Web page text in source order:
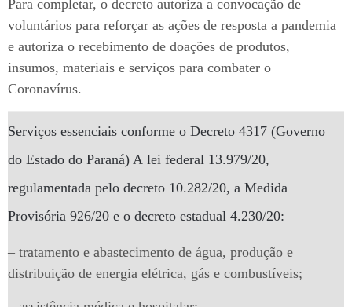
Para completar, o decreto autoriza a convocação de
voluntários para reforçar as ações de resposta a pandemia
e autoriza o recebimento de doações de produtos,
insumos, materiais e serviços para combater o
Coronavírus.
Serviços essenciais conforme o Decreto 4317 (Governo
do Estado do Paraná) A lei federal 13.979/20,
regulamentada pelo decreto 10.282/20, a Medida
Provisória 926/20 e o decreto estadual 4.230/20:
– tratamento e abastecimento de água, produção e
distribuição de energia elétrica, gás e combustíveis;